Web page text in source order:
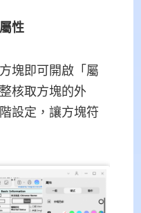
性
塊即可開啟「屬
核取方塊的外
設定，讓方塊符